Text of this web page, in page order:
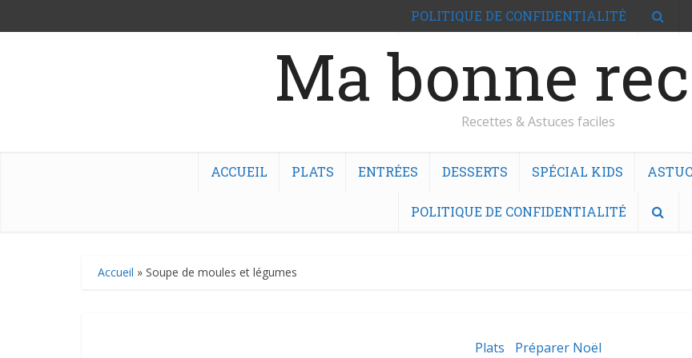
Ma bonne
Recettes & Astuces faciles
ACCUEIL PLATS ENTRÉES DESSERTS SPÉCIAL KIDS
POLITIQUE DE CONFIDENTIALITÉ
POLITIQUE DE CONFIDENTIALITÉ
Accueil » Soupe de moules et légumes
Plats Préparer Noël